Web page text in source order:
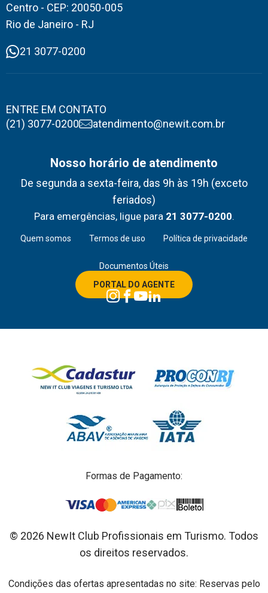
Centro - CEP: 20050-005
Rio de Janeiro - RJ
21 3077-0200
ENTRE EM CONTATO
(21) 3077-0200
atendimento@newit.com.br
Nosso horário de atendimento
De segunda a sexta-feira, das 9h às 19h (exceto
feriados)
Para emergências, ligue para 21 3077-0200.
Quem somos Termos de uso Política de privacidade
Documentos Úteis
PORTAL DO AGENTE
Formas de Pagamento:
© 2026 NewIt Club Profissionais em Turismo. Todos
os direitos reservados.
Condições das ofertas apresentadas no site: Reservas pelo